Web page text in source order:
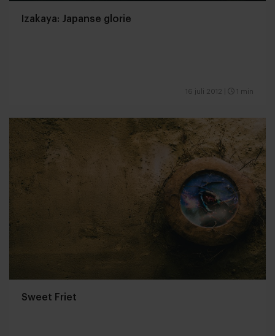
Izakaya: Japanse glorie
16 juli 2012 1 min
Sweet Friet